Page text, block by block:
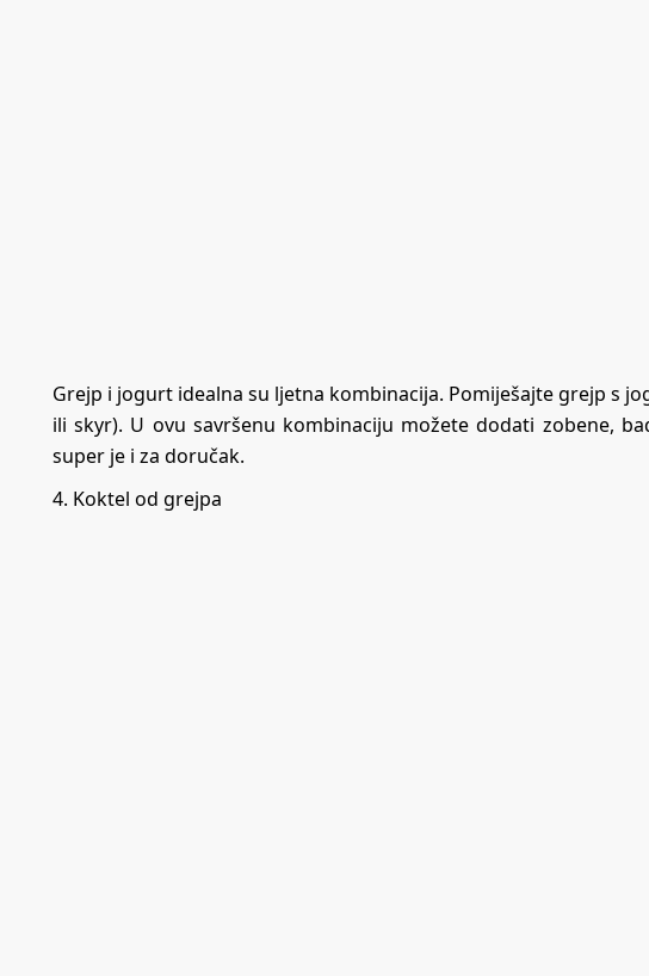
Grejp i jogurt idealna su ljetna kombinacija. Pomiješajte grejp s
ili skyr). U ovu savršenu kombinaciju možete dodati zobene,
super je i za doručak.
4. Koktel od grejpa